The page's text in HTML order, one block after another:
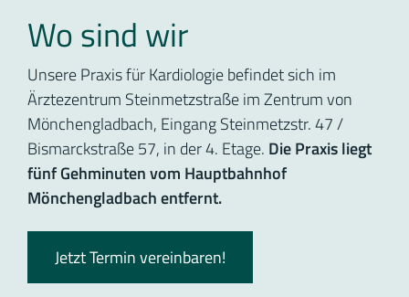
Wo sind wir
Unsere Praxis für Kardiologie befindet sich im
Ärztezentrum Steinmetzstraße im Zentrum von
Mönchengladbach, Eingang Steinmetzstr. 47 /
Bismarckstraße 57, in der 4. Etage. Die Praxis liegt
fünf Gehminuten vom Hauptbahnhof
Mönchengladbach entfernt.
Jetzt Termin vereinbaren!